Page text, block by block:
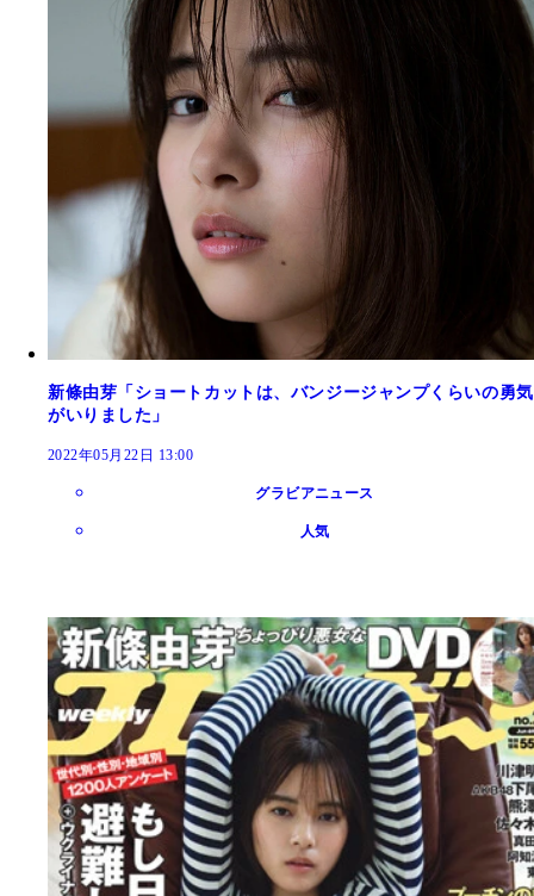
新條由芽「ショートカットは、バンジージャンプくらいの勇気
がいりました」
2022年05月22日 13:00
グラビアニュース
人気